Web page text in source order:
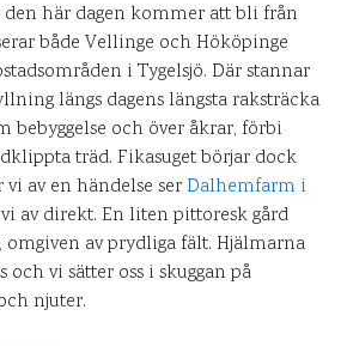
här dagen kommer att bli från
både Vellinge och Hököpinge
i Tygelsjö. Där stannar
längs dagens längsta raksträcka
bebyggelse och över åkrar, förbi
träd. Fikasuget börjar dock
av en händelse serDalhemfarm i
vi av direkt. En liten pittoresk gård
omgiven av prydliga fält. Hjälmarna
och vi sätter oss i skuggan på
njuter.